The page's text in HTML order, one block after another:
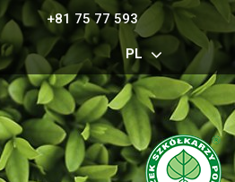
+81 75 77 593
PL